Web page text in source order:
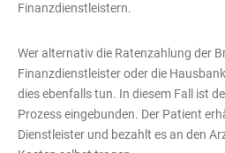
Finanzdienstleistern.
Wer alternativ die Ratenzahlung der
Finanzdienstleister oder die
dies ebenfalls tun. In diesem Fall ist
Prozess eingebunden. Der Patient
Dienstleister und bezahlt es an den